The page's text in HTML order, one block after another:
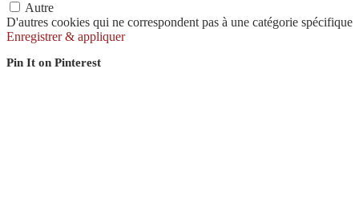
Autre
D'autres cookies qui ne correspondent pas à une catégorie spécifique
Enregistrer & appliquer
Pin It on Pinterest